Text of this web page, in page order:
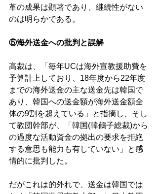
革の成果は顕著であり、継続性がない
のは明らかである。
⑤海外送金への批判と誤解
高裁は、「毎年UCは海外宣教援助費を
予算計上しており、18年度から22年度
までの海外送金の主な送金先は韓国で
あり、韓国への送金額が海外送金額全
体の9割を超えている」と指摘し、そし
て教団幹部が、「韓国(韓鶴子総裁)から
の過度な活動資金の拠出の要求を拒絶
する意思も能力も有していない」と感
情的に批判した。
だがこれは的外れで、送金は韓国では